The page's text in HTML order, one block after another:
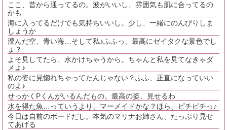
ここ、昔から通ってるの。波がいいし、雰囲気も肌に合ってるの
かも
海に入ってるだけでも気持ちいいし。少し、一緒にのんびりしま
しょうか
澄んだ空、青い海…そして私♪ふふっ、最高にゼイタクな景色でし
ょ？
よそ見してたら、水かけちゃうから。ちゃんと私を見てなきゃダ
メよ♪
私の姿に見惚れちゃってたんじゃない？ふふ、正直になっていい
のよ♪
せっかくPくんがいるんだもの。最高の姿、見せるわ
水を得た魚…っていうより、マーメイドかな？ほら、ピチピチっ♪
今日は自前のボードだし。本気のマリナお姉さん、たっぷり見せ
てあげる